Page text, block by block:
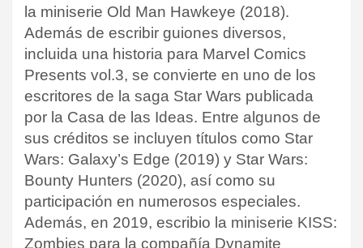
la miniserie Old Man Hawkeye (2018).
Además de escribir guiones diversos,
incluida una historia para Marvel Comics
Presents vol.3, se convierte en uno de los
escritores de la saga Star Wars publicada
por la Casa de las Ideas. Entre algunos de
sus créditos se incluyen títulos como Star
Wars: Galaxy’s Edge (2019) y Star Wars:
Bounty Hunters (2020), así como su
participación en numerosos especiales.
Además, en 2019, escribio la miniserie KISS:
Zombies para la compañía Dynamite